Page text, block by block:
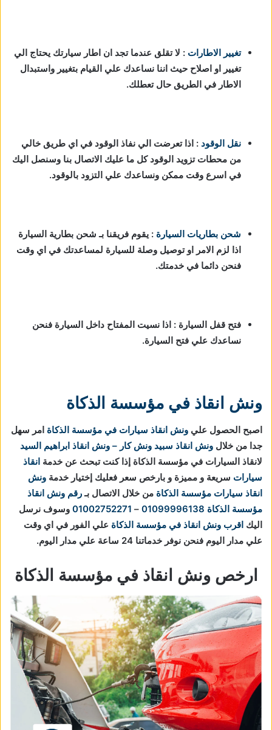
تغيير الاطارات : لا تقلق عندما تجد ان اطار سيارتك يحتاج الي
تغيير او اصلاح حيث اننا نساعدك علي القيام بتغيير واستبدال
الاطار في الطريق حال تعطلك.
نقل الوقود : اذا تعرضت الي نفاذ الوقود في اي طريق خالي
من محطات تزويد الوقود كل ما عليك الاتصال بنا وسنصل اليك
في اسرع وقت ممكن ونساعدك علي التزود بالوقود.
شحن بطاريات السيارة : يقوم فريقنا بـ شحن بطارية السيارة
اذا لزم الامر او توصيل وصلة للسيارة لمساعدتك في اي وقت
فنحن دائما في خدمتك.
فتح قفل السيارة : اذا نسيت المفتاح داخل السيارة فنحن
نساعدك علي فتح السيارة.
ونش انقاذ في مؤسسة الذكاة
اصبح الحصول علي ونش انقاذ سيارات في مؤسسة الذكاة امر سهل
جدا من خلال ونش انقاذ سبيد ونش كار – ونش انقاذ ابراهيم السيد
لانقاذ السيارات في مؤسسة الذكاة إذا كنت تبحث عن خدمة انقاذ
سيارات سريعة و مميزة و بارخص سعر فعليك إختيار خدمة ونش
انقاذ سيارات مؤسسة الذكاة من خلال الاتصال بـرقم ونش انقاذ
مؤسسة الذكاة 01099996138
–
01002752271 وسوف نرسل
اليك اقرب ونش انقاذ في مؤسسة الذكاة علي الفور في اي وقت
علي مدار اليوم فنحن نوفر خدماتنا 24 ساعة علي مدار اليوم.
ارخص ونش انقاذ في مؤسسة الذكاة